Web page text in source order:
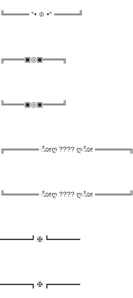
╚═════ °• ♔ •° ═════╝
╔════▣◎▣════╗
╚════▣◎▣════╝
╔═══════ ೋღ ???? ღೋ ═══════╗
╚═══════ ೋღ ???? ღೋ ═══════╝
━━━━━━━━┛ ✠ ┗━━━━━━━━
━━━━━━━━┓ ✠ ┏━━━━━━━━